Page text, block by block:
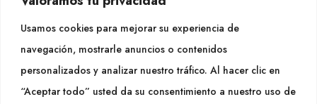
Usamos cookies para mejorar su experiencia de
navegación, mostrarle anuncios o contenidos
personalizados y analizar nuestro tráfico. Al hacer clic en
“Aceptar todo” usted da su consentimiento a nuestro uso de
info@cultidelta.com
SEGUEIX-NOS